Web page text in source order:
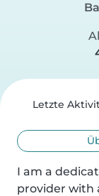
Letzte
I am a
provider with